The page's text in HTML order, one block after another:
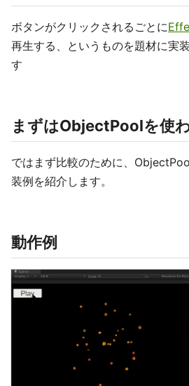
ボタンがクリックされるごとに
再生する、というものを題材に実
す
まずはObjectPoolを使
ではまず比較のために、
装例を紹介します。
動作例